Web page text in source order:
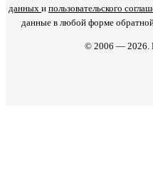
данных и пользовательского
данные в любой форме
© 2006 — 2026.